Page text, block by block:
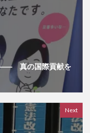
―― 真の国際貢献を
Next